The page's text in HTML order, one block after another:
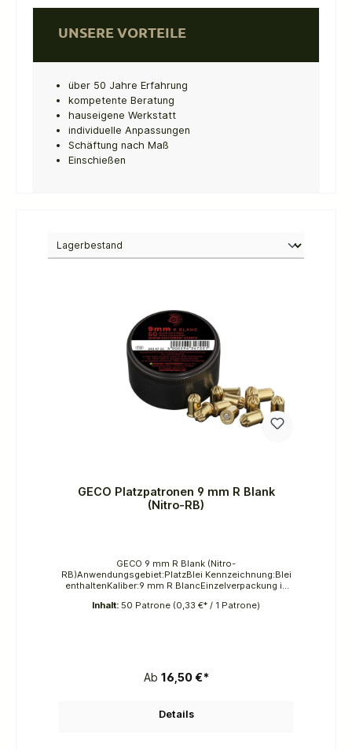
UNSERE VORTEILE
über 50 Jahre Erfahrung
kompetente Beratung
hauseigene Werkstatt
individuelle Anpassungen
Schäftung nach Maß
Einschießen
GECO Platzpatronen 9 mm R Blank
(Nitro-RB)
GECO 9 mm R Blank (Nitro-
RB)Anwendungsgebiet:PlatzBlei Kennzeichnung:Blei
enthaltenKaliber:9 mm R BlancEinzelverpackung in
(Händlerpreis/Netto pro 1.000)29,90 €(UVP inkl.
Inhalt: 50 Patrone (0,33 €* / 1 Patrone)
Ab 16,50 €*
Details